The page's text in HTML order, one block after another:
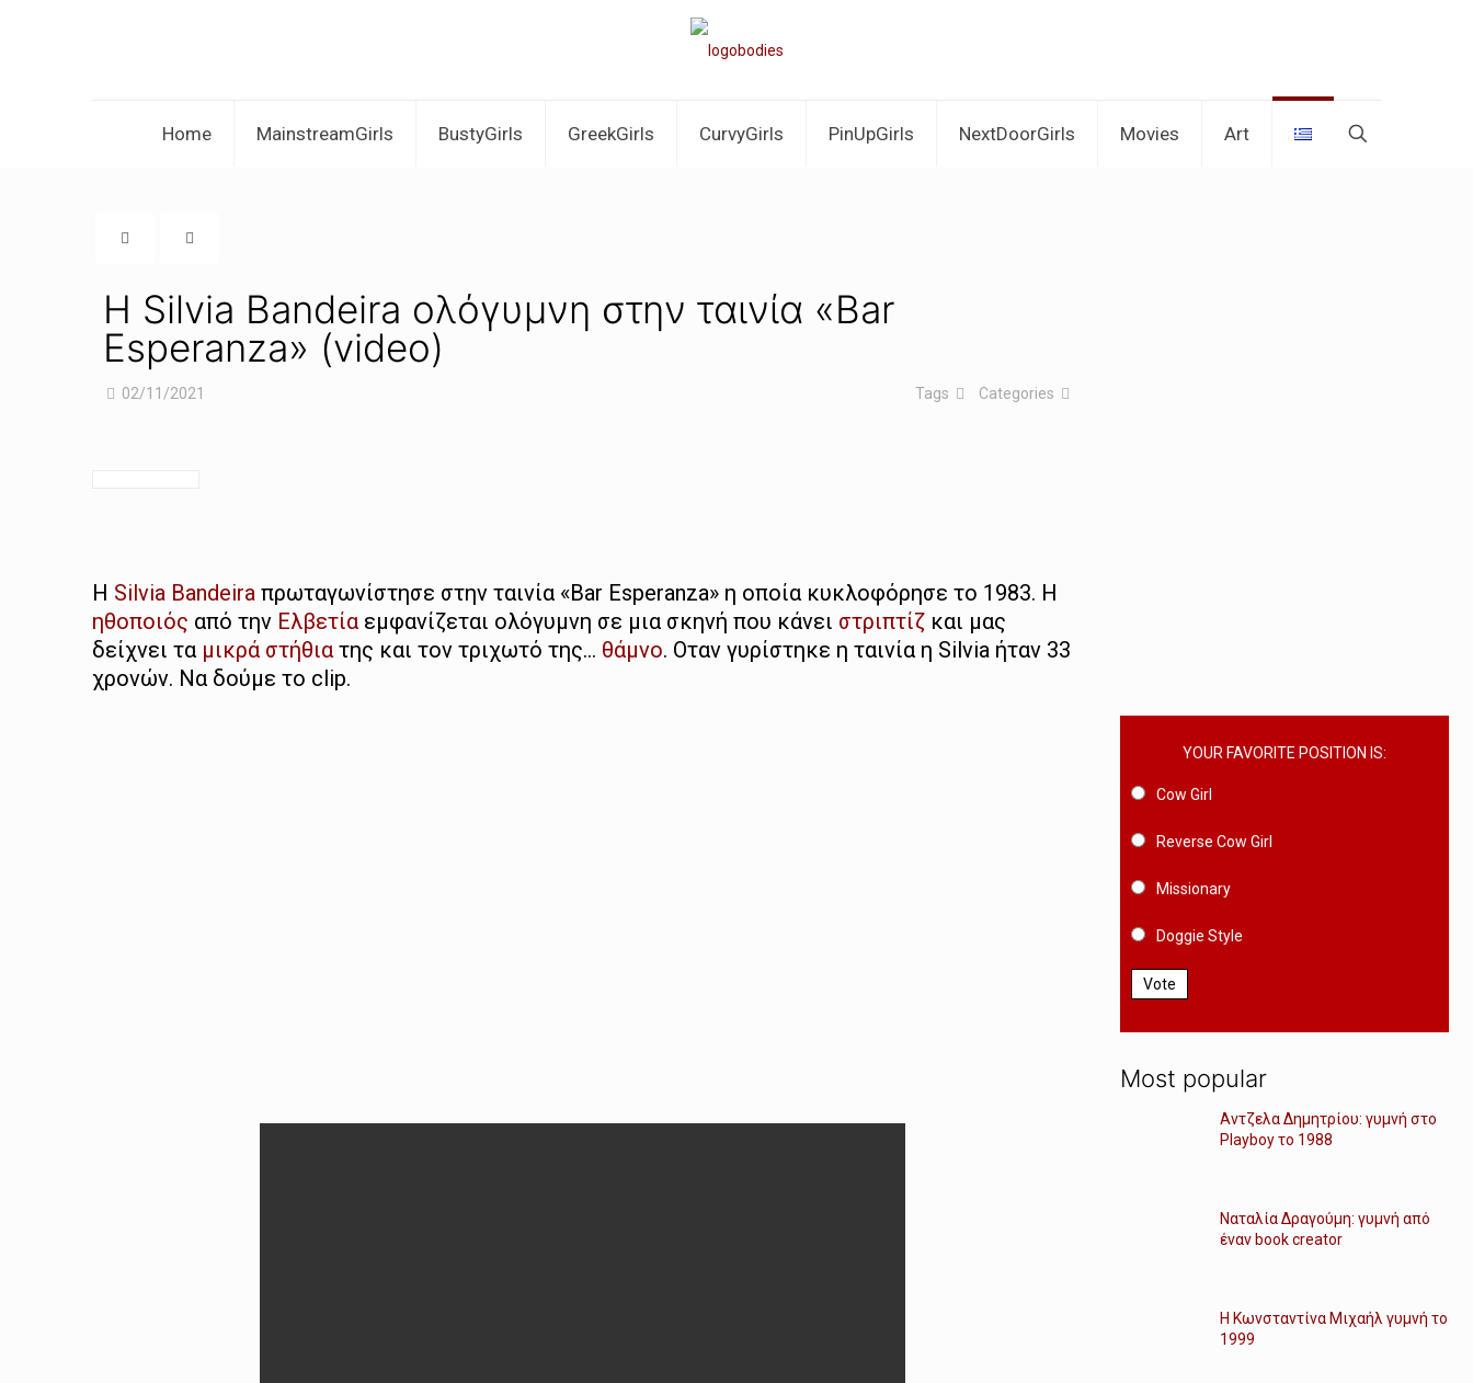
Home MainstreamGirls BustyGirls GreekGirls CurvyGirls PinUpGirls NextDoorGirls Movies Art
Η Silvia Bandeira ολόγυμνη στην ταινία «Bar
Esperanza» (video)
02/11/2021 Categories
Tags
Η Silvia Bandeira πρωταγωνίστησε στην ταινία «Bar Esperanza» η οποία κυκλοφόρησε το 1983. Η
ηθοποιός από την Ελβετία εμφανίζεται ολόγυμνη σε μια σκηνή που κάνει στριπτίζ και μας
δείχνει τα μικρά στήθια της και τον τριχωτό της… θάμνο. Οταν γυρίστηκε η ταινία η Silvia ήταν 33
χρονών. Να δούμε το clip.
YOUR FAVORITE POSITION IS:
Cow Girl
Reverse Cow Girl
Missionary
Doggie Style
Vote
Most popular
Αντζελα Δημητρίου: γυμνή στο
Playboy το 1988
Ναταλία Δραγούμη: γυμνή από
έναν book creator
Η Κωνσταντίνα Μιχαήλ γυμνή το
1999